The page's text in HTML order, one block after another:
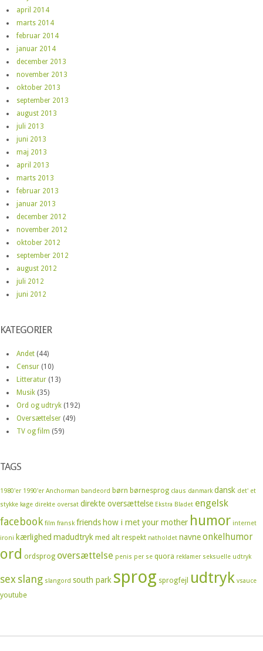
april 2014
marts 2014
februar 2014
januar 2014
december 2013
november 2013
oktober 2013
september 2013
august 2013
juli 2013
juni 2013
maj 2013
april 2013
marts 2013
februar 2013
januar 2013
december 2012
november 2012
oktober 2012
september 2012
august 2012
juli 2012
juni 2012
KATEGORIER
Andet (44)
Censur (10)
Litteratur (13)
Musik (35)
Ord og udtryk (192)
Oversættelser (49)
TV og film (59)
TAGS
1980'er 1990'er Anchorman bandeord børn børnesprog claus danmark dansk det' et
stykke kage direkte oversat direkte oversættelse Ekstra Bladet engelsk
facebook film fransk friends how i met your mother humor internet
ironi kærlighed madudtryk med alt respekt natholdet navneonkelhumor
ord ordsprog oversættelse penis per se quora reklamer seksuelle udtryk
sexslang slangord south park sprog sprogfejl udtryk vsauce
youtube